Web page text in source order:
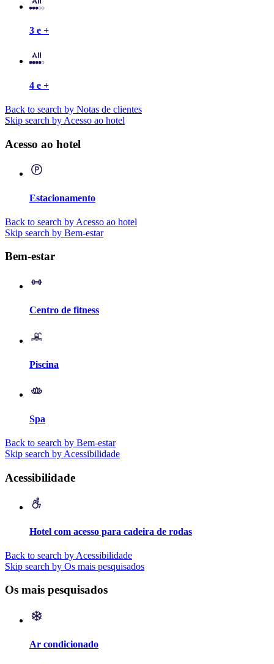
3 e +
4 e +
Back to search by Notas de clientes
Skip search by Acesso ao hotel
Acesso ao hotel
Estacionamento
Back to search by Acesso ao hotel
Skip search by Bem-estar
Bem-estar
Centro de fitness
Piscina
Spa
Back to search by Bem-estar
Skip search by Acessibilidade
Acessibilidade
Hotel com acesso para cadeira de rodas
Back to search by Acessibilidade
Skip search by Os mais pesquisados
Os mais pesquisados
Ar condicionado